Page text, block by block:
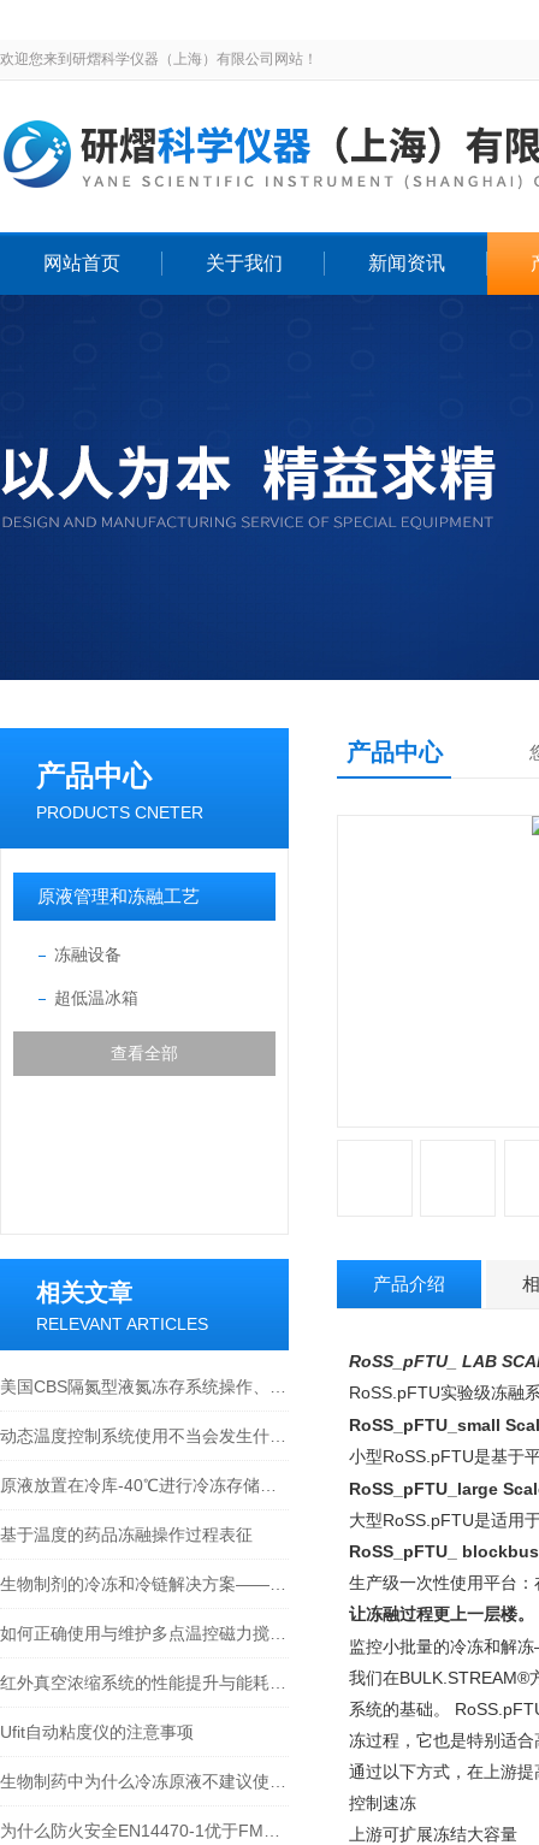
欢迎您来到研熠科学仪器（上海）有限公司网站！
网站首页 关于我们 新闻资讯
产品中心
PRODUCTS CNETER
原液管理和冻融工艺
冻融设备
超低温冰箱
查看全部
相关文章
RELEVANT ARTICLES
基于温度的药品冻融操作过程表征
Ufit自动粘度仪的注意事项
产品中心
产品介绍
RoSS_pFTU_ LAB
RoSS.pFTU实验级冻融
RoSS_pFTU_small
小型RoSS.pFTU是基于
RoSS_pFTU_large
大型RoSS.pFTU是适用
RoSS_pFTU_
生产级一次性使用平台
让冻融过程更上一层楼。
监控小批量的冷冻和解
我们在BULK.STREAM®
系统的基础。
冻过程，它也是特别适合
通过以下方式，在上游
控制速冻
上游可扩展冻结大容量